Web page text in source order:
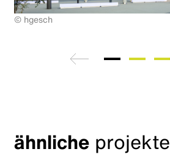
© hgesch
zurück
ähnlicheprojekte